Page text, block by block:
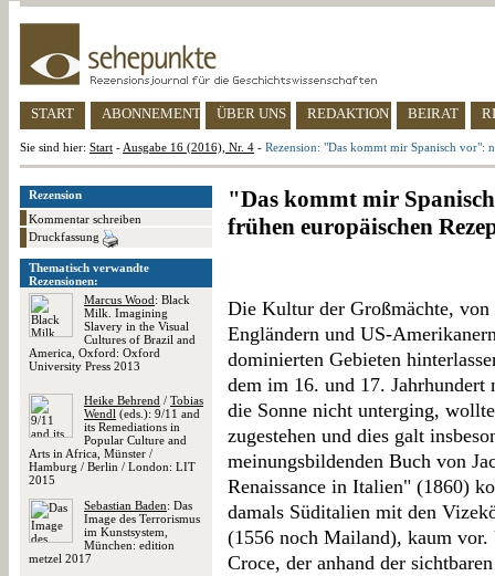
START ABONNEMENT ÜBER UNS REDAKTION BEIRAT
Sie sind hier: Start - Ausgabe 16 (2016), Nr. 4 - Rezension: "Das kommt mir Spanisch vor":
Rezension
Kommentar schreiben
Druckfassung
Thematisch verwandte
Rezensionen:
Marcus Wood: Black
Milk. Imagining
Slavery in the Visual
Cultures of Brazil and
America, Oxford: Oxford
University Press 2013
Heike Behrend / Tobias
Wendl (eds.): 9/11 and
its Remediations in
Popular Culture and
Arts in Africa, Münster /
Hamburg / Berlin / London: LIT
2015
Sebastian Baden: Das
Image des Terrorismus
im Kunstsystem,
München: edition
metzel 2017
"Das kommt mir
frühen europäischen
Die Kultur der Großmächte,
Engländern und US-
dominierten Gebieten
dem im 16. und 17. Jahrhundert
die Sonne nicht unterging,
zugestehen und dies galt
meinungsbildenden Buch von
Renaissance in Italien" (1860)
damals Süditalien mit den
(1556 noch Mailand), kaum
Croce, der anhand der